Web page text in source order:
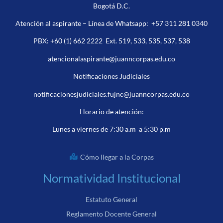
Bogotá D.C.
Atención al aspirante – Línea de Whatsapp: +57 311 281 0340
PBX: +60 (1) 662 2222Ext. 519, 533, 535, 537, 538
atencionalaspirante@juanncorpas.edu.co
Notificaciones Judiciales
notificacionesjudiciales.fujnc@juanncorpas.edu.co
Horario de atención:
Lunes a viernes de 7:30 a.m a 5:30 p.m
Cómo llegar a la Corpas
Normatividad Institucional
Estatuto General
Reglamento Docente General